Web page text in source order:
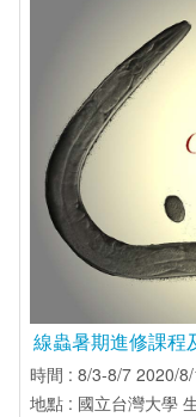
線蟲暑期進修課程
時間 : 8/3-8/7 2020/
地點 : 國立台灣大學